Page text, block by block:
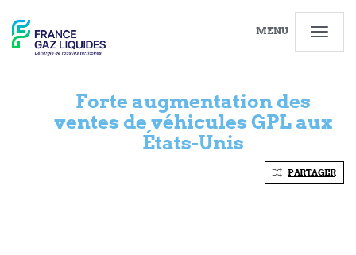
MENU
Forte augmentation des
ventes de véhicules GPL aux
États-Unis
PARTAGER